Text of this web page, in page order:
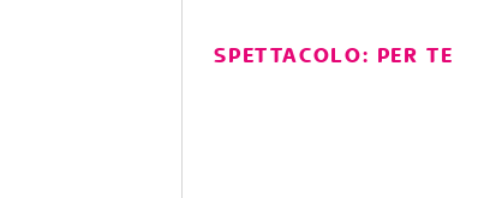
SPETTACOLO: PER TE